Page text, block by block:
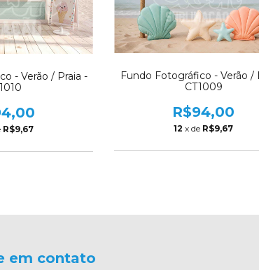
- Verão / Praia -
R$9,67
Fundo Fotográfico - Verão /
CT1009
R$94,00
12 x de R$9,67
em contato